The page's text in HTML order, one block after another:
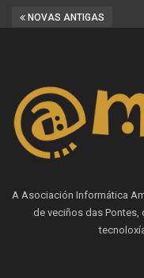
NOVAS ANTIGAS
A Asociación Informática
de veciños das